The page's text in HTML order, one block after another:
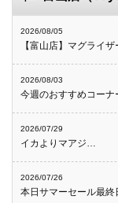
2026/08/05
【富山店】マグライザ
2026/08/03
今週のおすすめコーナ
2026/07/29
イカよりマアジ…
2026/07/26
本日サマーセール最終